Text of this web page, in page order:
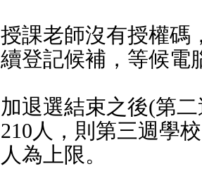
授課老師沒有授權碼
續登記候補，等候電
加退選結束之後(第
210人，則第三週學
人為上限。